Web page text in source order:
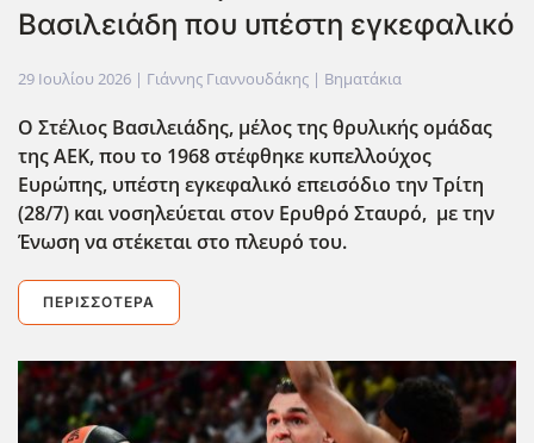
Βασιλειάδη που υπέστη εγκεφαλικό
29 Ιουλίου 2026 | Γιάννης Γιαννουδάκης | Βηματάκια
Ο Στέλιος Βασιλειάδης, μέλος της θρυλικής ομάδας
της ΑΕK, που το 1968 στέφθηκε κυπελλούχος
Ευρώπης, υπέστη εγκεφαλικό επεισόδιο την Τρίτη
(28/7) και νοσηλεύεται στον Ερυθρό Σταυρό, με την
Ένωση να στέκεται στο πλευρό του.
ΠΕΡΙΣΣΌΤΕΡΑ